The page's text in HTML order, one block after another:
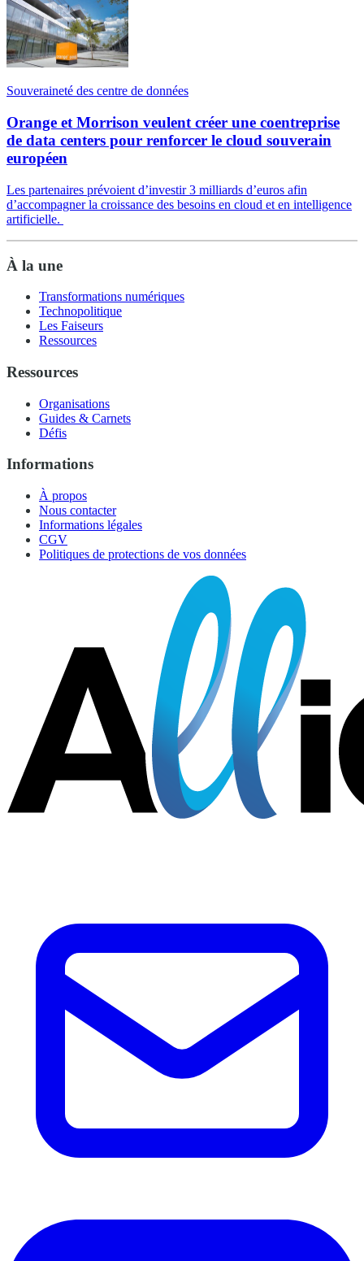
Souveraineté des centre de données
Orange et Morrison veulent créer une coentreprise
de data centers pour renforcer le cloud souverain
européen
Les partenaires prévoient d’investir 3 milliards d’euros afin
d’accompagner la croissance des besoins en cloud et en intelligence
artificielle.
À la une
Transformations numériques
Technopolitique
Les Faiseurs
Ressources
Ressources
Organisations
Guides & Carnets
Défis
Informations
À propos
Nous contacter
Informations légales
CGV
Politiques de protections de vos données